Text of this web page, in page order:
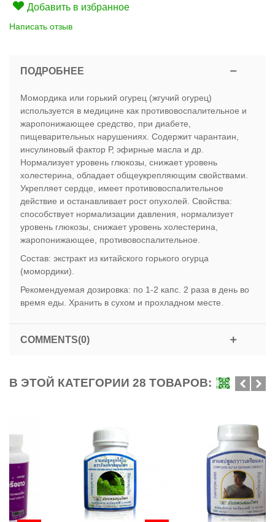
Добавить в избранное
Написать отзыв
ПОДРОБНЕЕ
Момордика или горький огурец (жгучий огурец)
используется в медицине как противовоспалительное и
жаропонижающее средство, при диабете,
пищеварительных нарушениях. Содержит чарантаин,
инсулиновый фактор Р, эфирные масла и др.
Нормализует уровень глюкозы, снижает уровень
холестерина, обладает общеукрепляющим свойствами.
Укрепляет сердце, имеет противовоспалительное
действие и останавливает рост опухолей. Свойства:
способствует нормализации давления, нормализует
уровень глюкозы, снижает уровень холестерина,
жаропонижающее, противовоспалительное.
Состав: экстракт из китайского горького огурца
(момордики).
Рекомендуемая дозировка: по 1-2 капс. 2 раза в день во
время еды. Хранить в сухом и прохладном месте.
COMMENTS(0)
В ЭТОЙ КАТЕГОРИИ 28 ТОВАРОВ: